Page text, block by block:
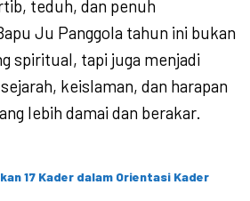
teduh, dan penuh
Ju Panggola tahun ini bukan
spiritual, tapi juga menjadi
keislaman, dan harapan
lebih damai dan berakar.
17 Kader dalam Orientasi Kader